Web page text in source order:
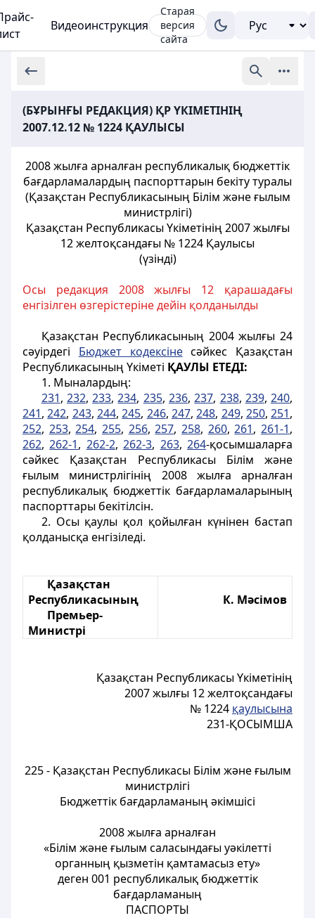
Видеоинструкция
Старая
версия
сайта
(БҰРЫНҒЫ РЕДАКЦИЯ) ҚР ҮКІМЕТІНІҢ
2007.12.12 № 1224 ҚАУЛЫСЫ
2008 жылға арналған республикалық бюджеттік
бағдарламалардың паспорттарын бекіту туралы
(Қазақстан Республикасының Білім және ғылым
министрлігі)
Қазақстан Республикасы Үкіметінің 2007 жылғы
12 желтоқсандағы № 1224 Қаулысы
(үзінді)
Осы редакция 2008 жылғы 12 қарашадағы
енгізілген өзгерістеріне дейін қолданылды
Қазақстан Республикасының 2004 жылғы 24
сәуірдегі Бюджет кодексінесәйкес Қазақстан
Республикасының Үкіметі ҚАУЛЫ ЕТЕДI:
1. Мыналардың:
231, 232,233,234, 235, 236,237, 238, 239,240,
241,242, 243, 244,245, 246, 247,248, 249, 250,251,
252, 253,254,255, 256,257,258, 260,261,261-1,
262,262-1, 262-2,262-3, 263,264-қосымшаларға
сәйкес Қазақстан Республикасы Білім және
ғылым министрлігінің 2008 жылға арналған
республикалық бюджеттік бағдарламаларының
паспорттары бекітілсін.
2. Осы қаулы қол қойылған күнінен бастап
қолданысқа енгізіледі.
Қазақстан
Республикасының
Премьер-
Министрі
К. Мәсімов
Қазақстан Республикасы Үкіметінің
2007 жылғы 12 желтоқсандағы
№ 1224 қаулысына
231-ҚОСЫМША
225 - Қазақстан Республикасы Білім және ғылым
министрлігі
Бюджеттік бағдарламаның әкімшісi
2008 жылға арналған
«Білім және ғылым саласындағы уәкілетті
органның қызметін қамтамасыз ету»
деген 001 республикалық бюджеттік
бағдарламаның
ПАСПОРТЫ